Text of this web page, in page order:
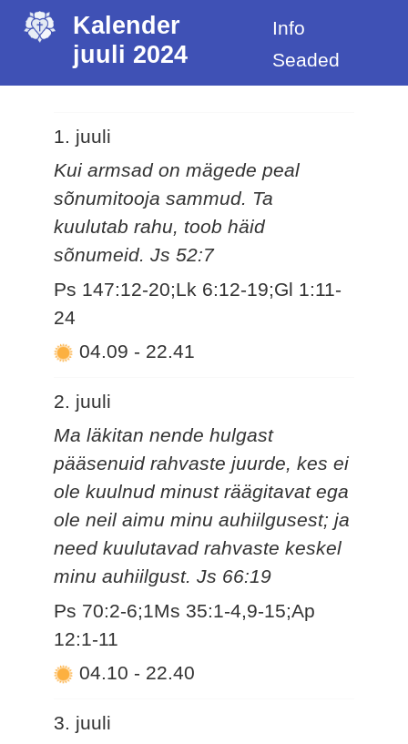
Kalender
juuli 2024
Info
Seaded
1. juuli
Kui armsad on mägede peal
sõnumitooja sammud. Ta
kuulutab rahu, toob häid
sõnumeid. Js 52:7
Ps 147:12-20;Lk 6:12-19;Gl 1:11-
24
04.09 - 22.41
2. juuli
Ma läkitan nende hulgast
pääsenuid rahvaste juurde, kes ei
ole kuulnud minust räägitavat ega
ole neil aimu minu auhiilgusest; ja
need kuulutavad rahvaste keskel
minu auhiilgust. Js 66:19
Ps 70:2-6;1Ms 35:1-4,9-15;Ap
12:1-11
04.10 - 22.40
3. juuli